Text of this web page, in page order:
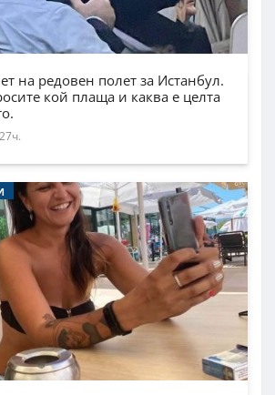
на редовен полет за Истанбул.
кой плаща и каква е целта